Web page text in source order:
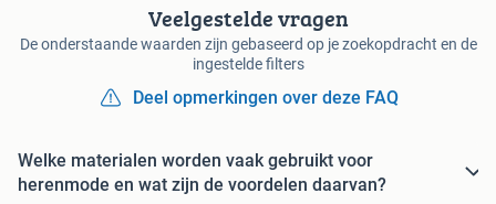
Veelgestelde vragen
De onderstaande waarden zijn gebaseerd op je zoekopdracht en de
ingestelde filters
Deel opmerkingen over deze FAQ
Welke materialen worden vaak gebruikt voor
herenmode en wat zijn de voordelen daarvan?